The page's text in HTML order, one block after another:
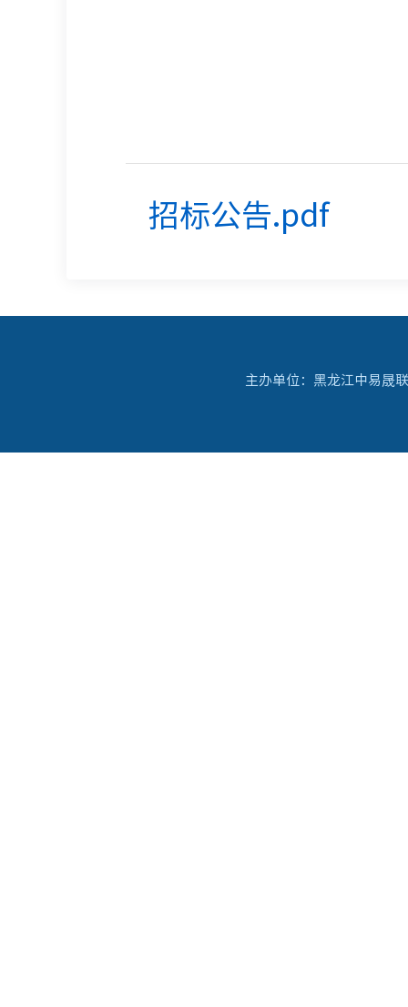
招标公告.pdf
主办单位：黑龙江中易晟